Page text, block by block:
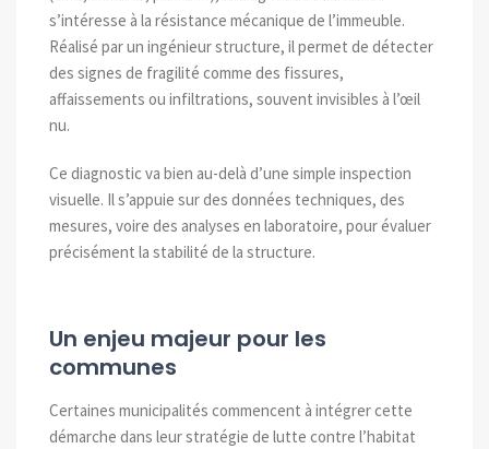
s’intéresse à la résistance mécanique de l’immeuble.
Réalisé par un ingénieur structure, il permet de détecter
des signes de fragilité comme des fissures,
affaissements ou infiltrations, souvent invisibles à l’œil
nu.
Ce diagnostic va bien au-delà d’une simple inspection
visuelle. Il s’appuie sur des données techniques, des
mesures, voire des analyses en laboratoire, pour évaluer
précisément la stabilité de la structure.
Un enjeu majeur pour les
communes
Certaines municipalités commencent à intégrer cette
démarche dans leur stratégie de lutte contre l’habitat